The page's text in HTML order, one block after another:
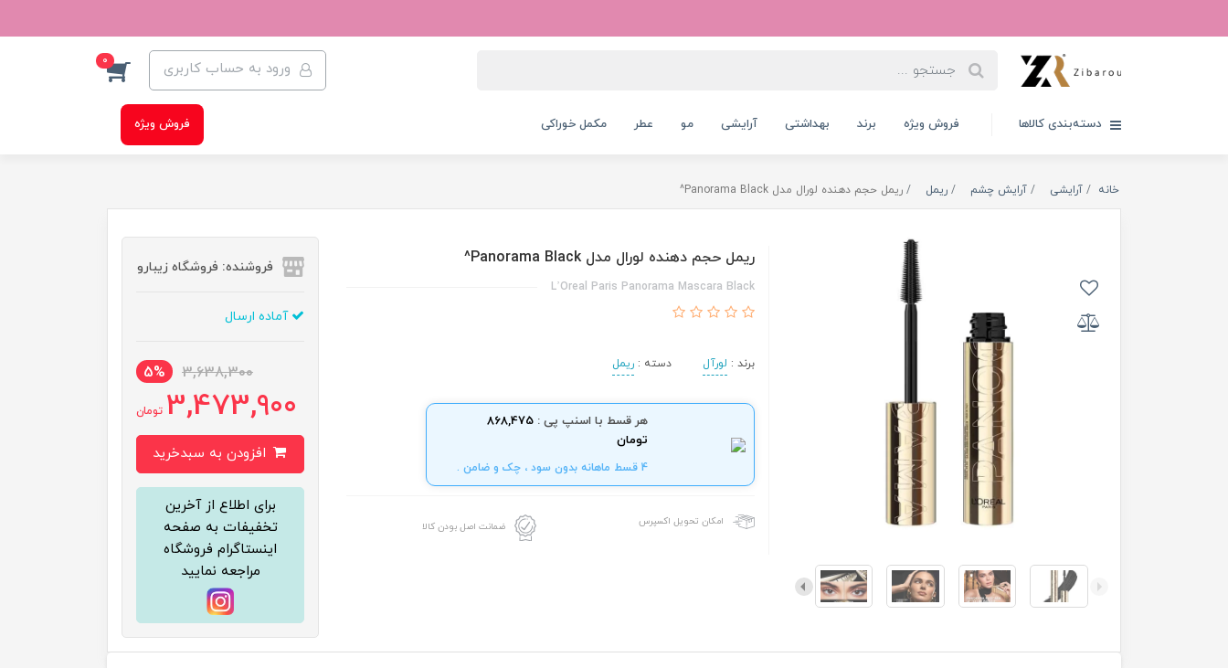
ورود به حساب کاربری 0
دسته‌بندی کالاها فروش ویژه برند بهداشتی آرایشی مو عطر مکمل خوراکی فروش ویژه
خانه آرایشی آرایش چشم ریمل ریمل حجم دهنده لورال مدل Panorama Black^
ریمل حجم دهنده لورال مدل Panorama Black^
L’Oreal Paris Panorama Mascara Black
برند : لورآل دسته :ریمل
هر قسط با اسنپ پی : 868,475
تومان
4 قسط ماهانه بدون سود ، چک و ضامن .
امکان تحویل اکسپرس ضمانت اصل بودن کالا
فروشنده: فروشگاه زیبارو
آماده ارسال
3,638,300
5%
3,473,900 تومان
برای اطلاع از آخرین
تخفیفات به صفحه
اینستاگرام فروشگاه
مراجعه نمایید